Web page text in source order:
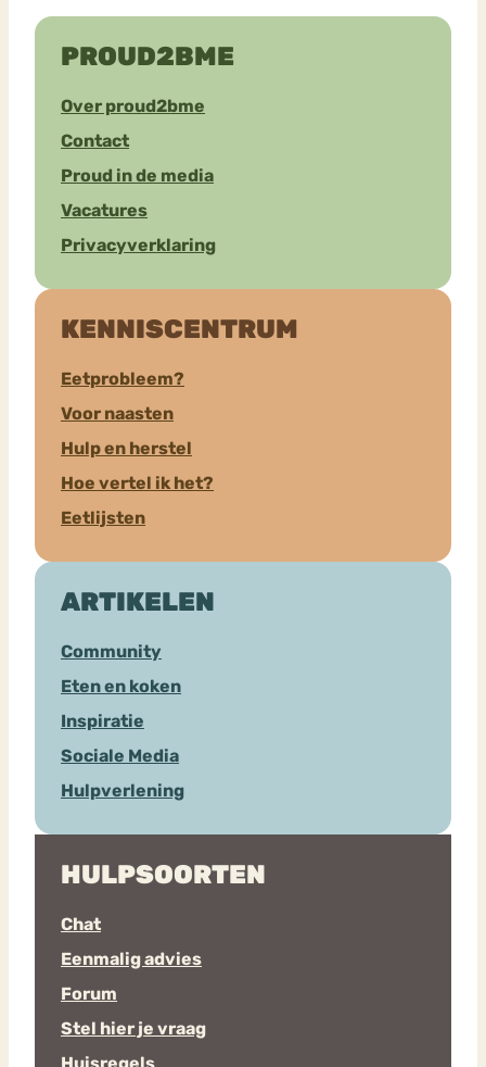
PROUD2BME
Over proud2bme
Contact
Proud in de media
Vacatures
Privacyverklaring
KENNISCENTRUM
Eetprobleem?
Voor naasten
Hulp en herstel
Hoe vertel ik het?
Eetlijsten
ARTIKELEN
Community
Eten en koken
Inspiratie
Sociale Media
Hulpverlening
HULPSOORTEN
Chat
Eenmalig advies
Forum
Stel hier je vraag